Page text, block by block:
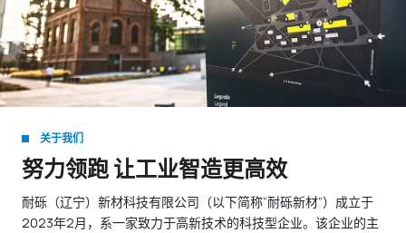
关于我们
努力领跑 让工业智造更高效
耐砾（辽宁）新材科技有限公司（以下简称“耐砾新材”）成立于
2023年2月，系一家致力于高新技术的科技型企业。该企业的主